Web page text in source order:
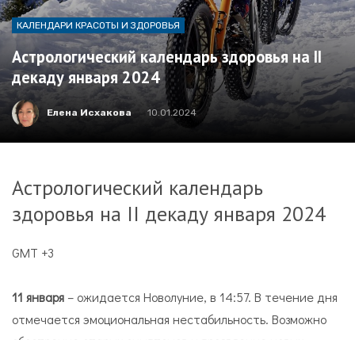
КАЛЕНДАРИ КРАСОТЫ И ЗДОРОВЬЯ
Астрологический календарь здоровья на II
декаду января 2024
Елена Исхакова 10.01.2024
Астрологический календарь
здоровья на II декаду января 2024
GMT +3
11 января – ожидается Новолуние, в 14:57. В течение дня
отмечается эмоциональная нестабильность. Возможно